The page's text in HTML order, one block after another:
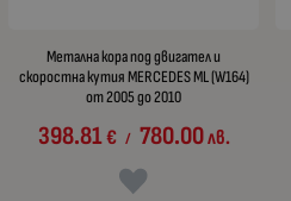
Метална кора под двигател и
скоростна кутия MERCEDES ML (W164)
от 2005 до 2010
398.81€ / 780.00лв.